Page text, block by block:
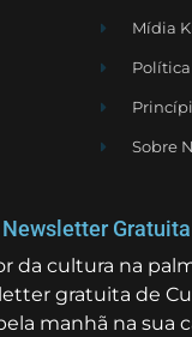
Mídia
Sobre
Newsletter Gratuita
da cultura na
gratuita de
manhã na sua